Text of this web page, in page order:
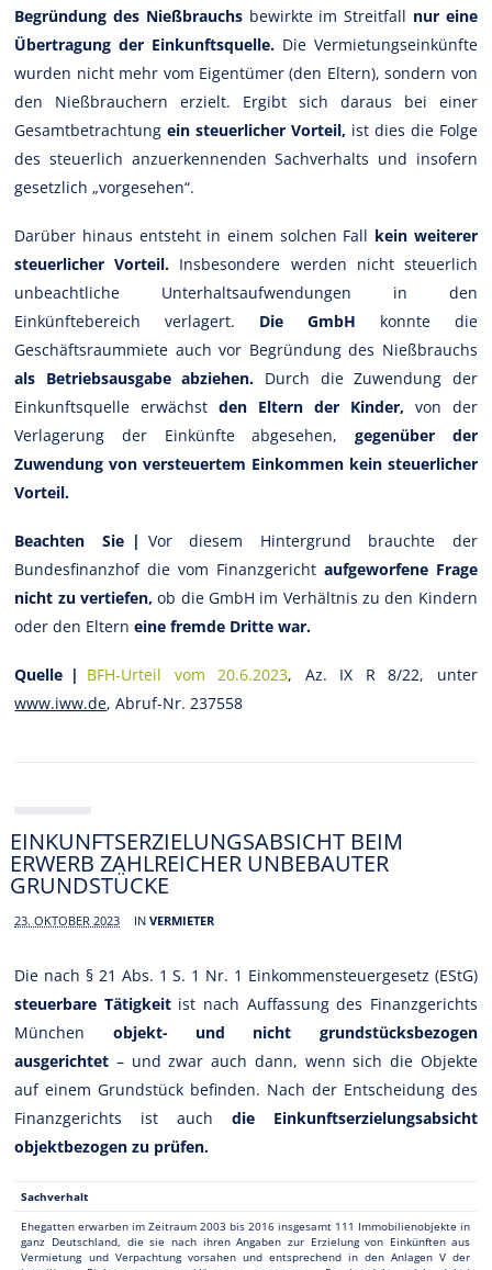
Begründung des Nießbrauchs bewirkte im Streitfall nur eine
Übertragung der Einkunftsquelle. Die Vermietungseinkünfte
wurden nicht mehr vom Eigentümer (den Eltern), sondern von
den Nießbrauchern erzielt. Ergibt sich daraus bei einer
Gesamtbetrachtungein steuerlicher Vorteil, ist dies die Folge
des steuerlich anzuerkennenden Sachverhalts und insofern
gesetzlich „vorgesehen“.
Darüber hinaus entsteht in einem solchen Fall kein weiterer
steuerlicher Vorteil. Insbesondere werden nicht steuerlich
unbeachtliche Unterhaltsaufwendungen in den
Einkünftebereich verlagert. Die GmbH konnte die
Geschäftsraummiete auch vor Begründung des Nießbrauchs
als Betriebsausgabe abziehen. Durch die Zuwendung der
Einkunftsquelle erwächstden Eltern der Kinder, von der
Verlagerung der Einkünfte abgesehen, gegenüber der
Zuwendung von versteuertem Einkommen kein steuerlicher
Vorteil.
Beachten Sie | Vor diesem Hintergrund brauchte der
Bundesfinanzhof die vom Finanzgericht aufgeworfene Frage
nicht zu vertiefen, ob die GmbH im Verhältnis zu den Kindern
oder den Elterneine fremde Dritte war.
Quelle | BFH-Urteil vom 20.6.2023, Az. IX R 8/22, unter
www.iww.de, Abruf-Nr. 237558
EINKUNFTSERZIELUNGSABSICHT BEIM
ERWERB ZAHLREICHER UNBEBAUTER
GRUNDSTÜCKE
23. OKTOBER 2023 INVERMIETER
Die nach § 21 Abs. 1 S. 1 Nr. 1 Einkommensteuergesetz (EStG)
steuerbare Tätigkeitist nach Auffassung des Finanzgerichts
München objekt- und nicht grundstücksbezogen
ausgerichtet – und zwar auch dann, wenn sich die Objekte
auf einem Grundstück befinden. Nach der Entscheidung des
Finanzgerichts ist auch die Einkunftserzielungsabsicht
objektbezogen zu prüfen.
Sachverhalt
Ehegatten erwarben im Zeitraum 2003 bis 2016 insgesamt 111 Immobilienobjekte in
ganz Deutschland, die sie nach ihren Angaben zur Erzielung von Einkünften aus
Vermietung und Verpachtung vorsahen und entsprechend in den Anlagen V der